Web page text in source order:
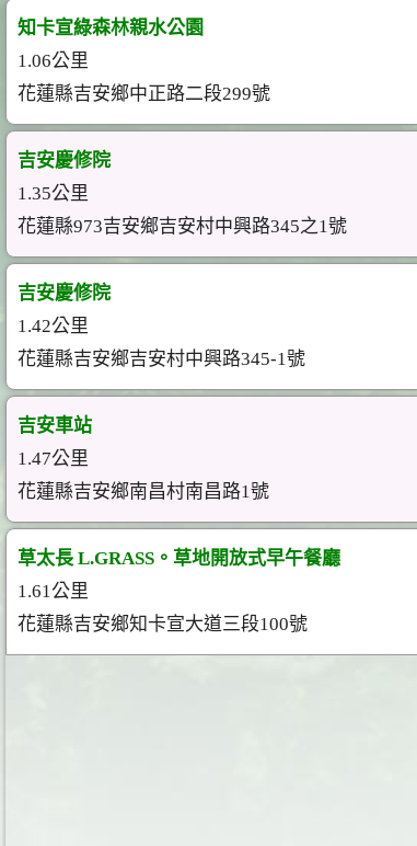
知卡宣綠森林親水公園
1.06公里
花蓮縣吉安鄉中正路二段299號
吉安慶修院
1.35公里
花蓮縣973吉安鄉吉安村中興路345之1號
吉安慶修院
1.42公里
花蓮縣吉安鄉吉安村中興路345-1號
吉安車站
1.47公里
花蓮縣吉安鄉南昌村南昌路1號
草太長 L.GRASS。草地開放式早午餐廳
1.61公里
花蓮縣吉安鄉知卡宣大道三段100號